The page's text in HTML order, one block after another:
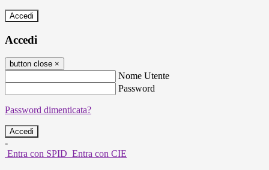
Accedi
Accedi
button close ×
Nome Utente
Password
Password dimenticata?
-
Entra con SPID Entra con CIE